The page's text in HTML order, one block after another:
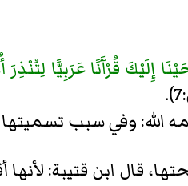
إِلَيْكَ قُرْآَنًا عَرَبِيًّا
الله: وفي سبب تسميتها
قال ابن قتيبة: لأنها